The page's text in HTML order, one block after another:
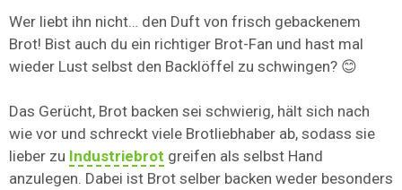
Wer liebt ihn nicht… den Duft von frisch gebackenem
Brot! Bist auch du ein richtiger Brot-Fan und hast mal
wieder Lust selbst den Backlöffel zu schwingen? 😊
Das Gerücht, Brot backen sei schwierig, hält sich nach
wie vor und schreckt viele Brotliebhaber ab, sodass sie
lieber zu Industriebrot greifen als selbst Hand
anzulegen. Dabei ist Brot selber backen weder besonders